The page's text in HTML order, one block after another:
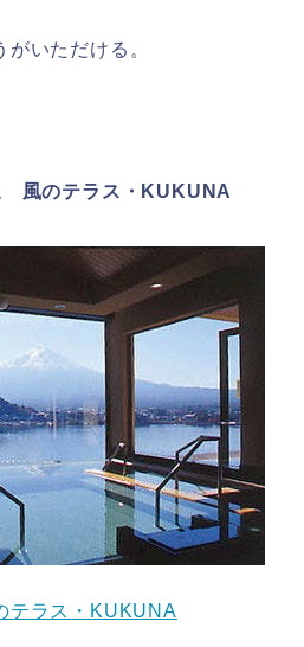
いただける。
風のテラス・KUKUNA
ラス・KUKUNA